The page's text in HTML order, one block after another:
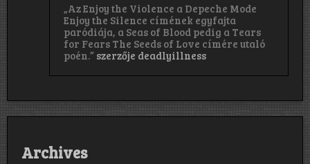
„Az Enjoy the Violence a Depeche Mode
Enjoy the Silence címének egyfajta
paródiája, a Seas of Blood pedig a Tears
for Fears The Seeds of Love címére utaló
poén.” szerzője deadlyillness
Archives